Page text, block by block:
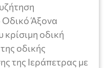
Οδικό Άξονα
οδική
οδικής
της Ιεράπετρας με